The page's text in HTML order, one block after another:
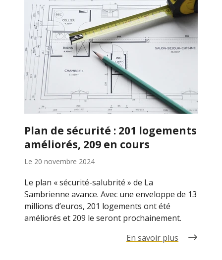
Plan de sécurité : 201 logements
améliorés, 209 en cours
Le 20 novembre 2024
Le plan « sécurité-salubrité » de La
Sambrienne avance. Avec une enveloppe de 13
millions d’euros, 201 logements ont été
améliorés et 209 le seront prochainement.
En savoir plus